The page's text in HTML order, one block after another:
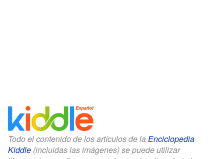
Todo el contenido de los artículos de la Enciclopedia
Kiddle (incluidas las imágenes) se puede utilizar